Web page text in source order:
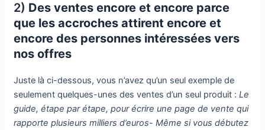
2) Des ventes encore et encore parce
que les accroches attirent encore et
encore des personnes intéressées vers
nos offres
Juste là ci-dessous, vous n’avez qu’un seul exemple de
seulement quelques-unes des ventes d’un seul produit :Le
guide, étape par étape, pour écrire une page de vente qui
rapporte plusieurs milliers d’euros- Même si vous débutez